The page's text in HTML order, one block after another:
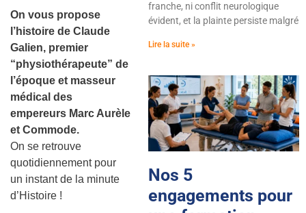
On vous propose
l’histoire de Claude
Galien, premier
“physiothérapeute” de
l’époque et masseur
médical des
empereurs Marc Aurèle
et Commode.
On se retrouve
quotidiennement pour
un instant de la minute
d’Histoire !
franche, ni conflit neurologique
évident, et la plainte persiste malgré
Lire la suite »
Nos 5
engagements pour